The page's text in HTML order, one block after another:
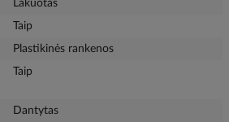
Lakuotas
Taip
Plastikinės rankenos
Taip
Dantytas